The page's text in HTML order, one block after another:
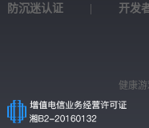
防沉迷认证 开发
健康